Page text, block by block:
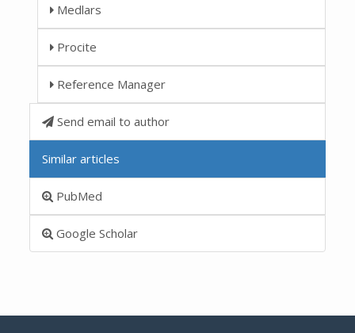
Medlars
Procite
Reference Manager
Send email to author
Similar articles
PubMed
Google Scholar